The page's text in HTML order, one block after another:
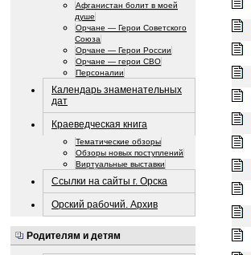
Афганистан болит в моей
душе
Орчане — Герои Советского
Союза
Орчане — Герои России
Орчане — герои СВО
Персоналии
Календарь знаменательных
дат
Краеведческая книга
Тематические обзоры
Обзоры новых поступлений
Виртуальные выставки
Ссылки на сайты г. Орска
Орский рабочий. Архив
Родителям и детям